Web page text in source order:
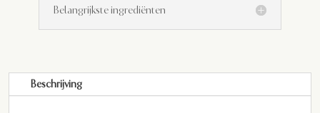
Belangrijkste ingrediënten
Beschrijving